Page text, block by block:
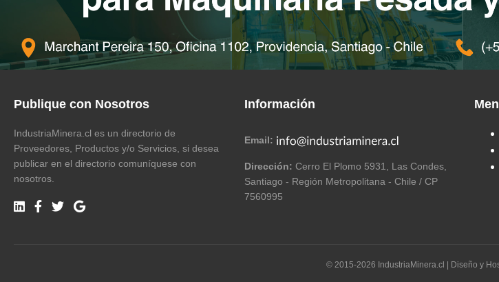
Publique con Nosotros
IndustriaMinera.cl es un directorio de
Proveedores, Productos y/o Servicios, si desea
publicar en el directorio comuníquese con
nosotros.
Información
Email:
Dirección: Cerro El Plomo 5931, Las Condes,
Santiago - Región Metropolitana - Chile / CP
7560995
© 2015-2026 IndustriaMinera.cl | Diseño y